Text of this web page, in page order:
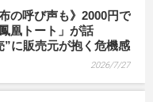
の呼び声も》2000円で
凰トート」が話
に販売元が抱く危機感
2026/7/27